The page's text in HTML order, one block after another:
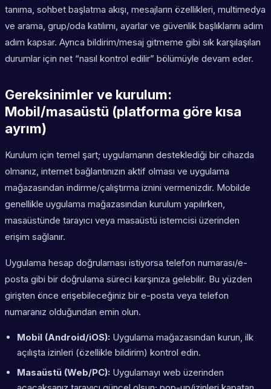
tanıma, sohbet başlatma akışı, mesajların özellikleri, multimedya
ve arama, grup/oda katılımı, ayarlar ve güvenlik başlıklarını adım
adım kapsar. Ayrıca bildirim/mesaj gitmeme gibi sık karşılaşılan
durumlar için net “nasıl kontrol edilir” bölümüyle devam eder.
Gereksinimler ve kurulum:
Mobil/masaüstü (platforma göre kısa
ayrım)
Kurulum için temel şart; uygulamanın desteklediği bir cihazda
olmanız, internet bağlantınızın aktif olması ve uygulama
mağazasından indirme/çalıştırma iznini vermenizdir. Mobilde
genellikle uygulama mağazasından kurulum yapılırken,
masaüstünde tarayıcı veya masaüstü istemcisi üzerinden
erişim sağlanır.
Uygulama hesap doğrulaması istiyorsa telefon numarası/e-
posta gibi bir doğrulama süreci karşınıza gelebilir. Bu yüzden
girişten önce erişebileceğiniz bir e-posta veya telefon
numaranız olduğundan emin olun.
Mobil (Android/iOS): Uygulama mağazasından kurun, ilk
açılışta izinleri (özellikle bildirim) kontrol edin.
Masaüstü (Web/PC): Uygulamayı web üzerinden